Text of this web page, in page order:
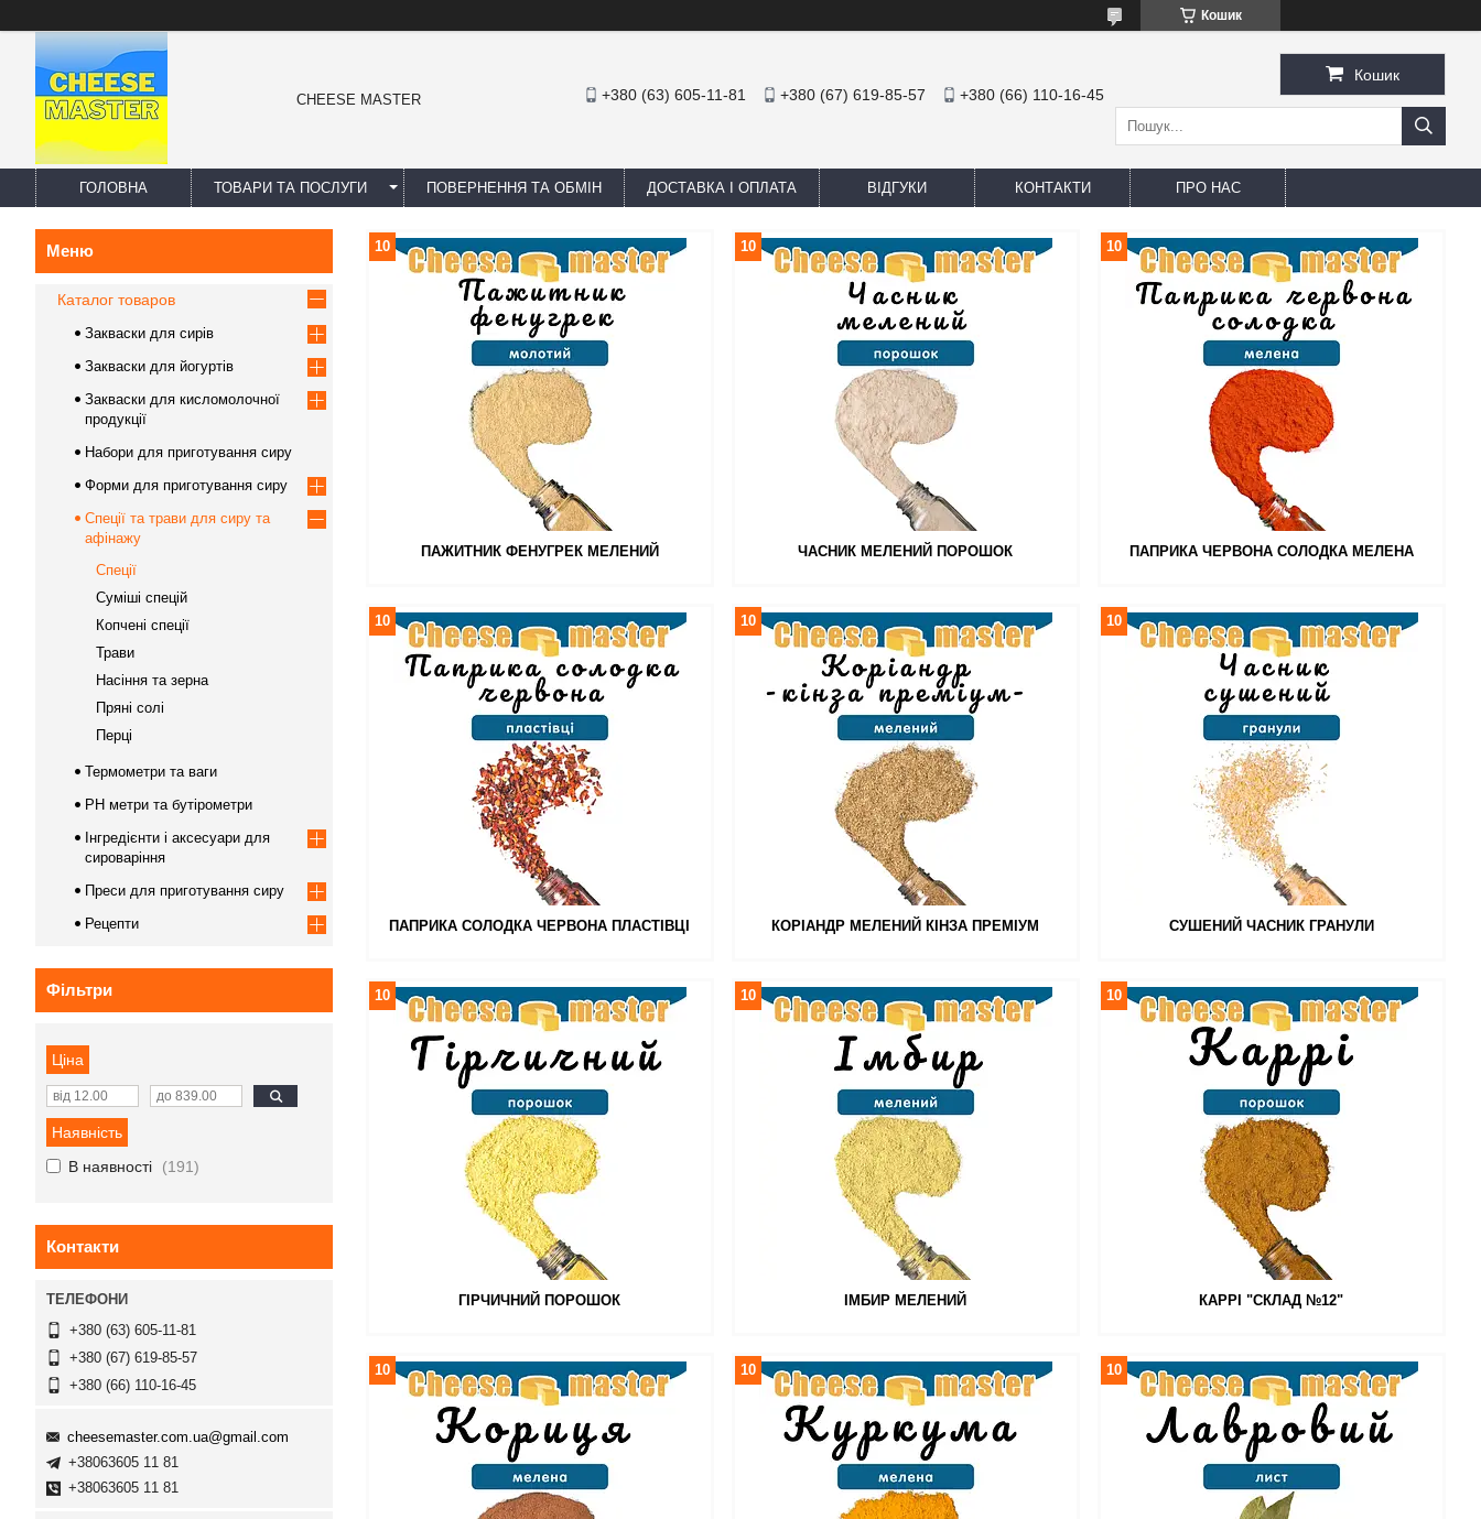
Кошик
CHEESE MASTER +380 (63) 605-11-81 +380 (67) 619-85-57 +380 (66) 110-16-45
Кошик
ГОЛОВНА ТОВАРИ ТА ПОСЛУГИ ПОВЕРНЕННЯ ТА ОБМІН ДОСТАВКА І ОПЛАТА ВІДГУКИ КОНТАКТИ ПРО НАС
ПАЖИТНИК ФЕНУГРЕК МЕЛЕНИЙ
10
ЧАСНИК МЕЛЕНИЙ ПОРОШОК
10
ПАПРИКА ЧЕРВОНА СОЛОДКА МЕЛЕНА
10
ПАПРИКА СОЛОДКА ЧЕРВОНА ПЛАСТІВЦІ
10
КОРІАНДР МЕЛЕНИЙ КІНЗА ПРЕМІУМ
10
СУШЕНИЙ ЧАСНИК ГРАНУЛИ
10
ГІРЧИЧНИЙ ПОРОШОК
10
ІМБИР МЕЛЕНИЙ
10
КАРРІ "СКЛАД №12"
10
10 10 10
Каталог товаров
Закваски для сирів
Закваски для йогуртів
Закваски для кисломолочної
продукції
Набори для приготування сиру
Форми для приготування сиру
Спеції та трави для сиру та
афінажу
Спеції
Суміші спецій
Копчені спеції
Трави
Насіння та зерна
Пряні солі
Перці
Термометри та ваги
PH метри та бутірометри
Інгредієнти і аксесуари для
сироваріння
Преси для приготування сиру
Рецепти
Фільтри
Ціна
Наявність
В наявності
191
Контакти
+380 (63) 605-11-81
+380 (67) 619-85-57
+380 (66) 110-16-45
cheesemaster.com.ua@gmail.com
+38063605 11 81
+38063605 11 81